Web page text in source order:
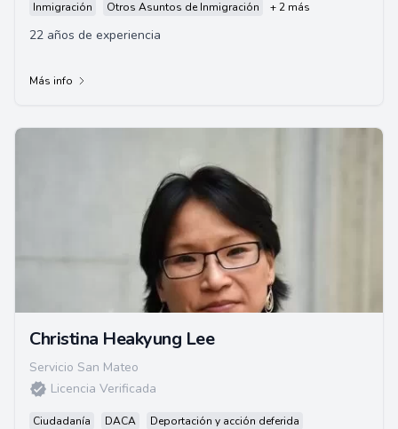
Inmigración Otros Asuntos de Inmigración + 2 más
22 años de experiencia
Más info
Christina Heakyung Lee
Servicio San Mateo
Licencia Verificada
Ciudadanía DACA
Deportación y acción deferida